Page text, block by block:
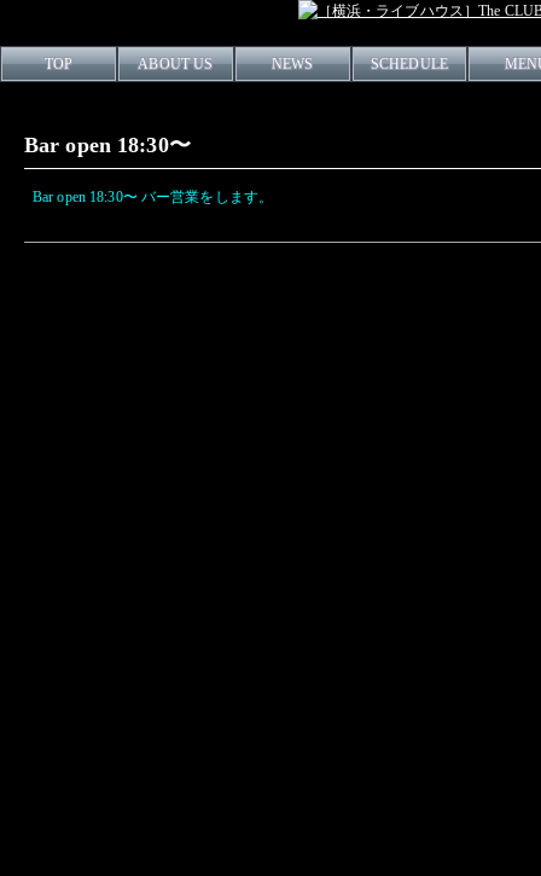
TOP ABOUT US NEWS SCHEDULE
Bar open 18:30〜
Bar open 18:30〜 バー営業をします。